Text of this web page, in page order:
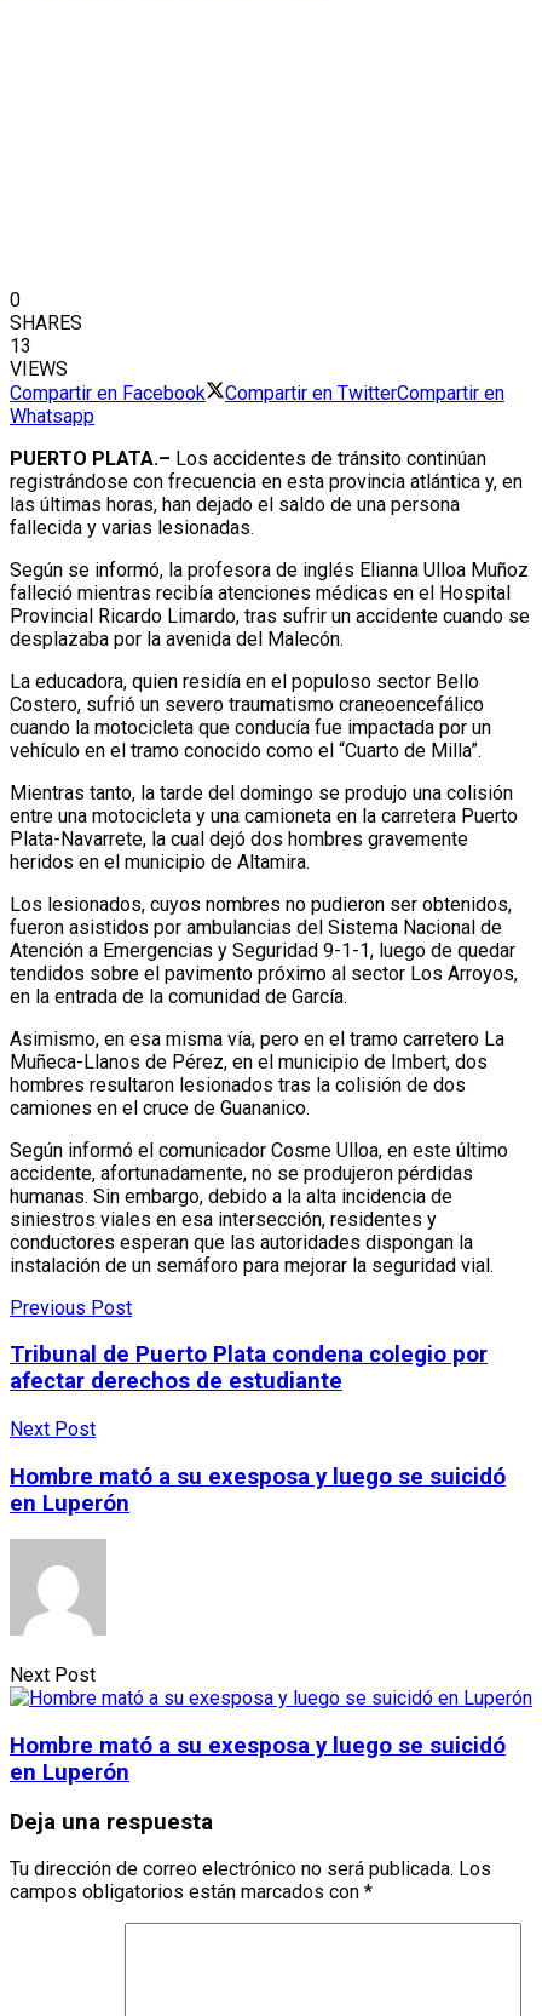
0
SHARES
13
VIEWS
Compartir en Facebook
Compartir en TwitterCompartir en
Whatsapp
PUERTO PLATA.– Los accidentes de tránsito continúan
registrándose con frecuencia en esta provincia atlántica y, en
las últimas horas, han dejado el saldo de una persona
fallecida y varias lesionadas.
Según se informó, la profesora de inglés Elianna Ulloa Muñoz
falleció mientras recibía atenciones médicas en el Hospital
Provincial Ricardo Limardo, tras sufrir un accidente cuando se
desplazaba por la avenida del Malecón.
La educadora, quien residía en el populoso sector Bello
Costero, sufrió un severo traumatismo craneoencefálico
cuando la motocicleta que conducía fue impactada por un
vehículo en el tramo conocido como el “Cuarto de Milla”.
Mientras tanto, la tarde del domingo se produjo una colisión
entre una motocicleta y una camioneta en la carretera Puerto
Plata-Navarrete, la cual dejó dos hombres gravemente
heridos en el municipio de Altamira.
Los lesionados, cuyos nombres no pudieron ser obtenidos,
fueron asistidos por ambulancias del Sistema Nacional de
Atención a Emergencias y Seguridad 9-1-1, luego de quedar
tendidos sobre el pavimento próximo al sector Los Arroyos,
en la entrada de la comunidad de García.
Asimismo, en esa misma vía, pero en el tramo carretero La
Muñeca-Llanos de Pérez, en el municipio de Imbert, dos
hombres resultaron lesionados tras la colisión de dos
camiones en el cruce de Guananico.
Según informó el comunicador Cosme Ulloa, en este último
accidente, afortunadamente, no se produjeron pérdidas
humanas. Sin embargo, debido a la alta incidencia de
siniestros viales en esa intersección, residentes y
conductores esperan que las autoridades dispongan la
instalación de un semáforo para mejorar la seguridad vial.
Previous Post
Tribunal de Puerto Plata condena colegio por
afectar derechos de estudiante
Next Post
Hombre mató a su exesposa y luego se suicidó
en Luperón
Next Post
Hombre mató a su exesposa y luego se suicidó
en Luperón
Deja una respuesta
Tu dirección de correo electrónico no será publicada. Los
campos obligatorios están marcados con *